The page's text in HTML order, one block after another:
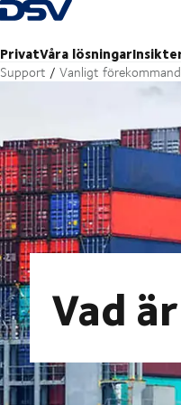
Tillbaka till hemsidan
PrivatVåra lösningar
Support Vanligt
Vad